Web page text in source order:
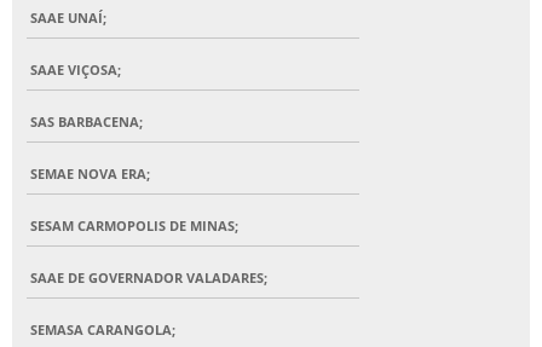
SAAE UNAÍ;
SAAE VIÇOSA;
SAS BARBACENA;
SEMAE NOVA ERA;
SESAM CARMOPOLIS DE MINAS;
SAAE DE GOVERNADOR VALADARES;
SEMASA CARANGOLA;